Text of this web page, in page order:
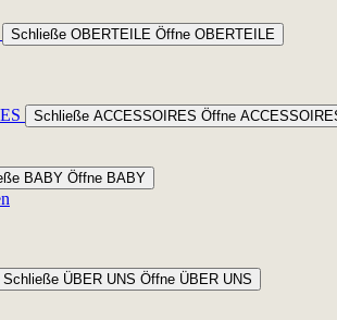
Schließe OBERTEILE Öffne OBERTEILE
Schließe ACCESSOIRES Öffne
BABY Öffne BABY
Schließe ÜBER UNS Öffne ÜBER UNS